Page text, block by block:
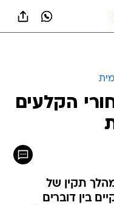
הקלעים
תקין של
בין דוברים